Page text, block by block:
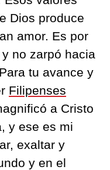
Dios produce
amor. Es por
no zarpó hacia
tu avance y
Filipenses
a Cristo
y ese es mi
exaltar y
y en el